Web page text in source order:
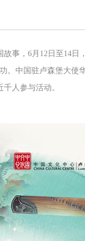
，6月12日至14日
。中国驻卢森堡大
人参与活动。